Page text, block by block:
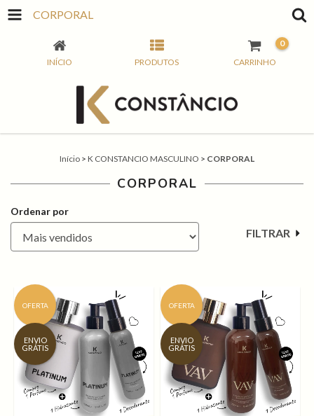
CORPORAL
INÍCIO PRODUTOS CARRINHO
0
Início > K CONSTANCIO MASCULINO > CORPORAL
CORPORAL
Ordenar por
FILTRAR
OFERTA
ENVIO
GRÁTIS
OFERTA
ENVIO
GRÁTIS